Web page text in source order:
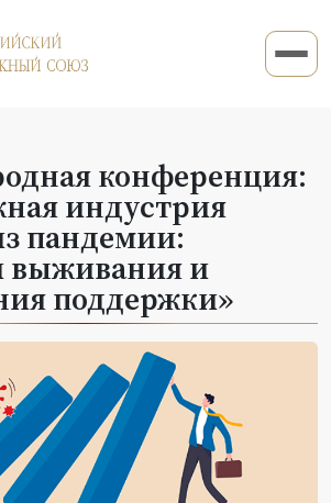
конференция:
индустрия
пандемии:
выживания и
поддержки»